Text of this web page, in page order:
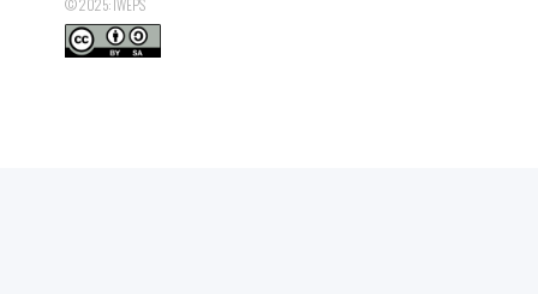
Médian du revenu administratif disponible équivalent des
1er quartile du revenu administratif disponible équivalent des